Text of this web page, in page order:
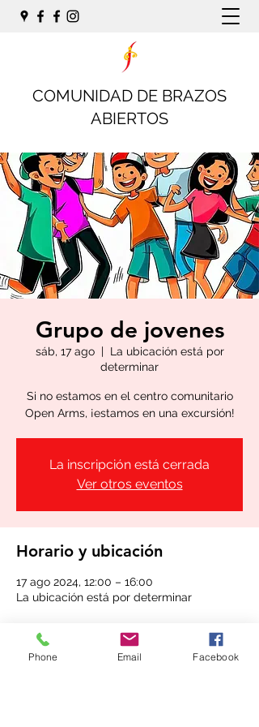
COMUNIDAD DE BRAZOS
ABIERTOS
Grupo de jovenes
sáb, 17 ago
  |
La ubicación está por
determinar
Si no estamos en el centro comunitario
Open Arms, ¡estamos en una excursión!
La inscripción está cerrada
Ver otros eventos
Horario y ubicación
17 ago 2024, 12:00 – 16:00
La ubicación está por determinar
Compartir este evento
Phone Email Facebook